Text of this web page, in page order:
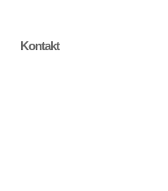
Kontakt